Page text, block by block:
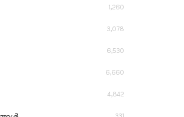
1,260
3,078
6,530
6,660
4,842